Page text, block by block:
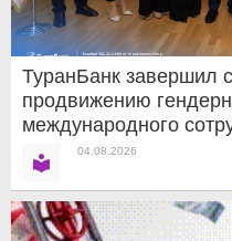
ТуранБанк завершил
продвижению
международного
04.08.2026